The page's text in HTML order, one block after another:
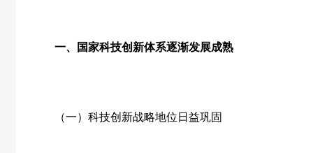
一、国家科技创新体系逐渐发展成熟
（一）科技创新战略地位日益巩固